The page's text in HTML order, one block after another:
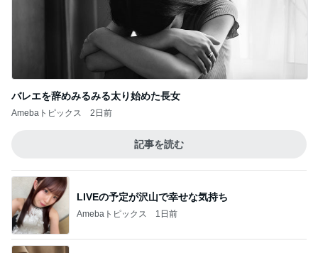
記事を読む
LIVEの予定が沢山で幸せな気持ち
Amebaトピックス 1日前
Amebaトピックス 1日前
ミスドドーナツの意外なカロリー
Amebaトピックス 1日前